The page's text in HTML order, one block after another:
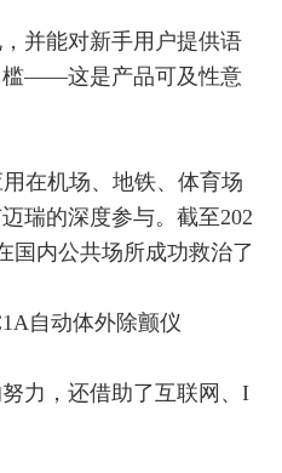
并能对新手用户提供语
槛——这是产品可及性意
在机场、地铁、体育场
瑞的深度参与。截至202
国内公共场所成功救治了
自动体外除颤仪
力，还借助了互联网、I